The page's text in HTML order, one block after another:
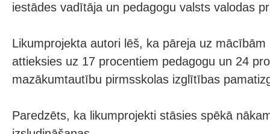
iestādes vadītāja un pedagogu valsts valodas
Likumprojekta autori lēš, ka pāreja uz mācībām
attieksies uz 17 procentiem pedagogu un 24
mazākumtautību pirmsskolas izglītības
Paredzēts, ka likumprojekti stāsies spēkā